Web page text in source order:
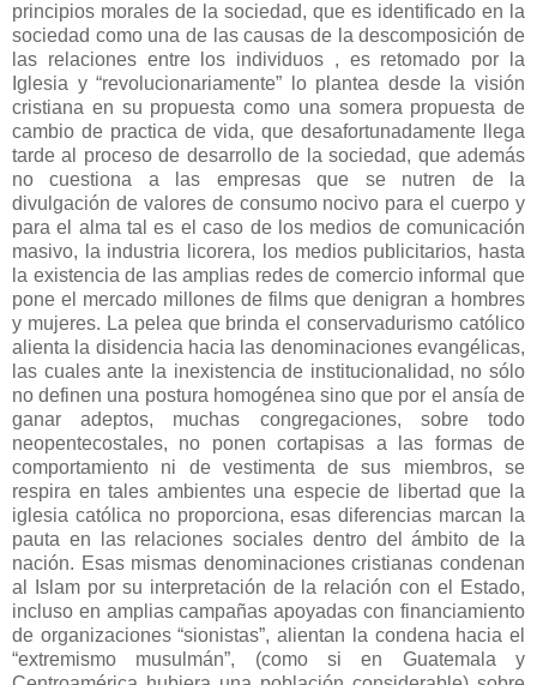
principios morales de la sociedad, que es identificado en la
sociedad como una de las causas de la descomposición de
las relaciones entre los individuos , es retomado por la
Iglesia y “revolucionariamente” lo plantea desde la visión
cristiana en su propuesta como una somera propuesta de
cambio de practica de vida, que desafortunadamente llega
tarde al proceso de desarrollo de la sociedad, que además
no cuestiona a las empresas que se nutren de la
divulgación de valores de consumo nocivo para el cuerpo y
para el alma tal es el caso de los medios de comunicación
masivo, la industria licorera, los medios publicitarios, hasta
la existencia de las amplias redes de comercio informal que
pone el mercado millones de films que denigran a hombres
y mujeres. La pelea que brinda el conservadurismo católico
alienta la disidencia hacia las denominaciones evangélicas,
las cuales ante la inexistencia de institucionalidad, no sólo
no definen una postura homogénea sino que por el ansía de
ganar adeptos, muchas congregaciones, sobre todo
neopentecostales, no ponen cortapisas a las formas de
comportamiento ni de vestimenta de sus miembros, se
respira en tales ambientes una especie de libertad que la
iglesia católica no proporciona, esas diferencias marcan la
pauta en las relaciones sociales dentro del ámbito de la
nación. Esas mismas denominaciones cristianas condenan
al Islam por su interpretación de la relación con el Estado,
incluso en amplias campañas apoyadas con financiamiento
de organizaciones “sionistas”, alientan la condena hacia el
“extremismo musulmán”, (como si en Guatemala y